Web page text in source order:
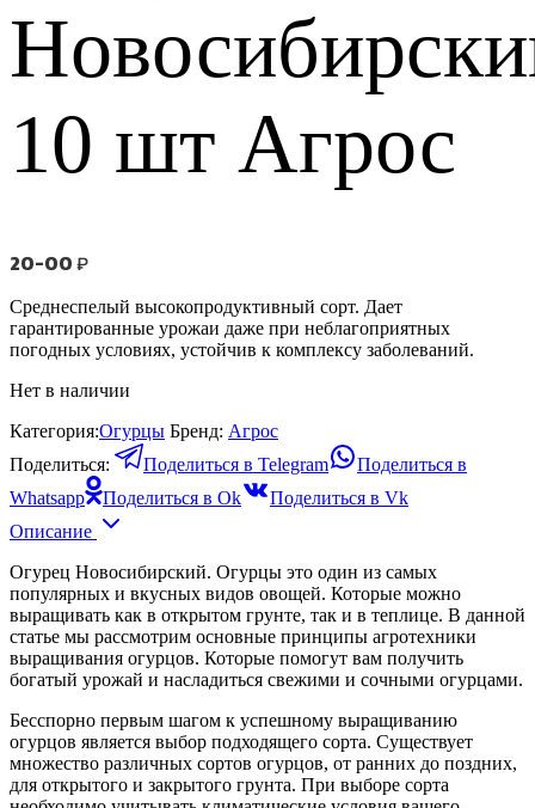
10 шт Агрос
20-00₽
Среднеспелый высокопродуктивный сорт. Дает
гарантированные урожаи даже при неблагоприятных
погодных условиях, устойчив к комплексу заболеваний.
Нет в наличии
Категория:Огурцы Бренд: Агрос
Поделиться:
Поделиться в Telegram
Поделиться в
Whatsapp
Поделиться в Ok
Поделиться в Vk
Описание
Огурец Новосибирский. Огурцы это один из самых
популярных и вкусных видов овощей. Которые можно
выращивать как в открытом грунте, так и в теплице. В данной
статье мы рассмотрим основные принципы агротехники
выращивания огурцов. Которые помогут вам получить
богатый урожай и насладиться свежими и сочными огурцами.
Бесспорно первым шагом к успешному выращиванию
огурцов является выбор подходящего сорта. Существует
множество различных сортов огурцов, от ранних до поздних,
для открытого и закрытого грунта. При выборе сорта